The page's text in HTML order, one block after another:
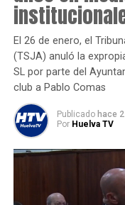
El 26 de enero, el
(TSJA) anuló la
SL por parte del
club a Pablo Comas
Publicado hace
Por Huelva TV